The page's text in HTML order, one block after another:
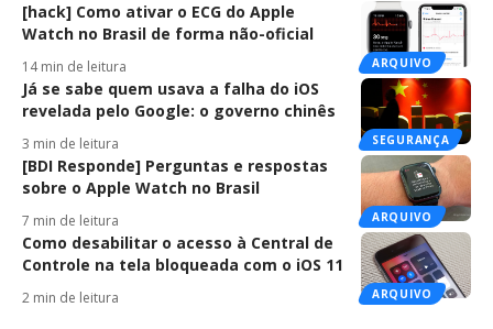
ARQUIVO
[hack] Como ativar o ECG do Apple
Watch no Brasil de forma não-oficial
14 min de leitura
SEGURANÇA
Já se sabe quem usava a falha do iOS
revelada pelo Google: o governo chinês
3 min de leitura
ARQUIVO
[BDI Responde] Perguntas e respostas
sobre o Apple Watch no Brasil
7 min de leitura
ARQUIVO
Como desabilitar o acesso à Central de
Controle na tela bloqueada com o iOS 11
2 min de leitura